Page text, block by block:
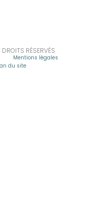
RÉSERVÉS
Mentions légales
du site